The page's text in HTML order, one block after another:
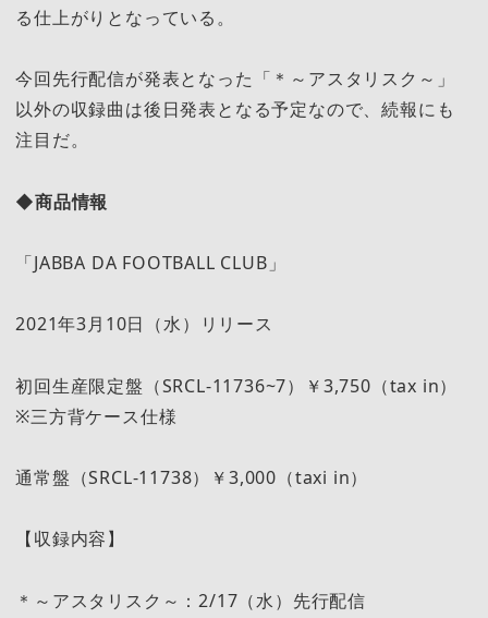
る仕上がりとなっている。
今回先行配信が発表となった「＊～アスタリスク～」
以外の収録曲は後日発表となる予定なので、続報にも
注目だ。
◆商品情報
「JABBA DA FOOTBALL CLUB」
2021年3月10日（水）リリース
初回生産限定盤（SRCL-11736~7）￥3,750（tax in）
※三方背ケース仕様
通常盤（SRCL-11738）￥3,000（taxi in）
【収録内容】
＊～アスタリスク～：2/17（水）先行配信